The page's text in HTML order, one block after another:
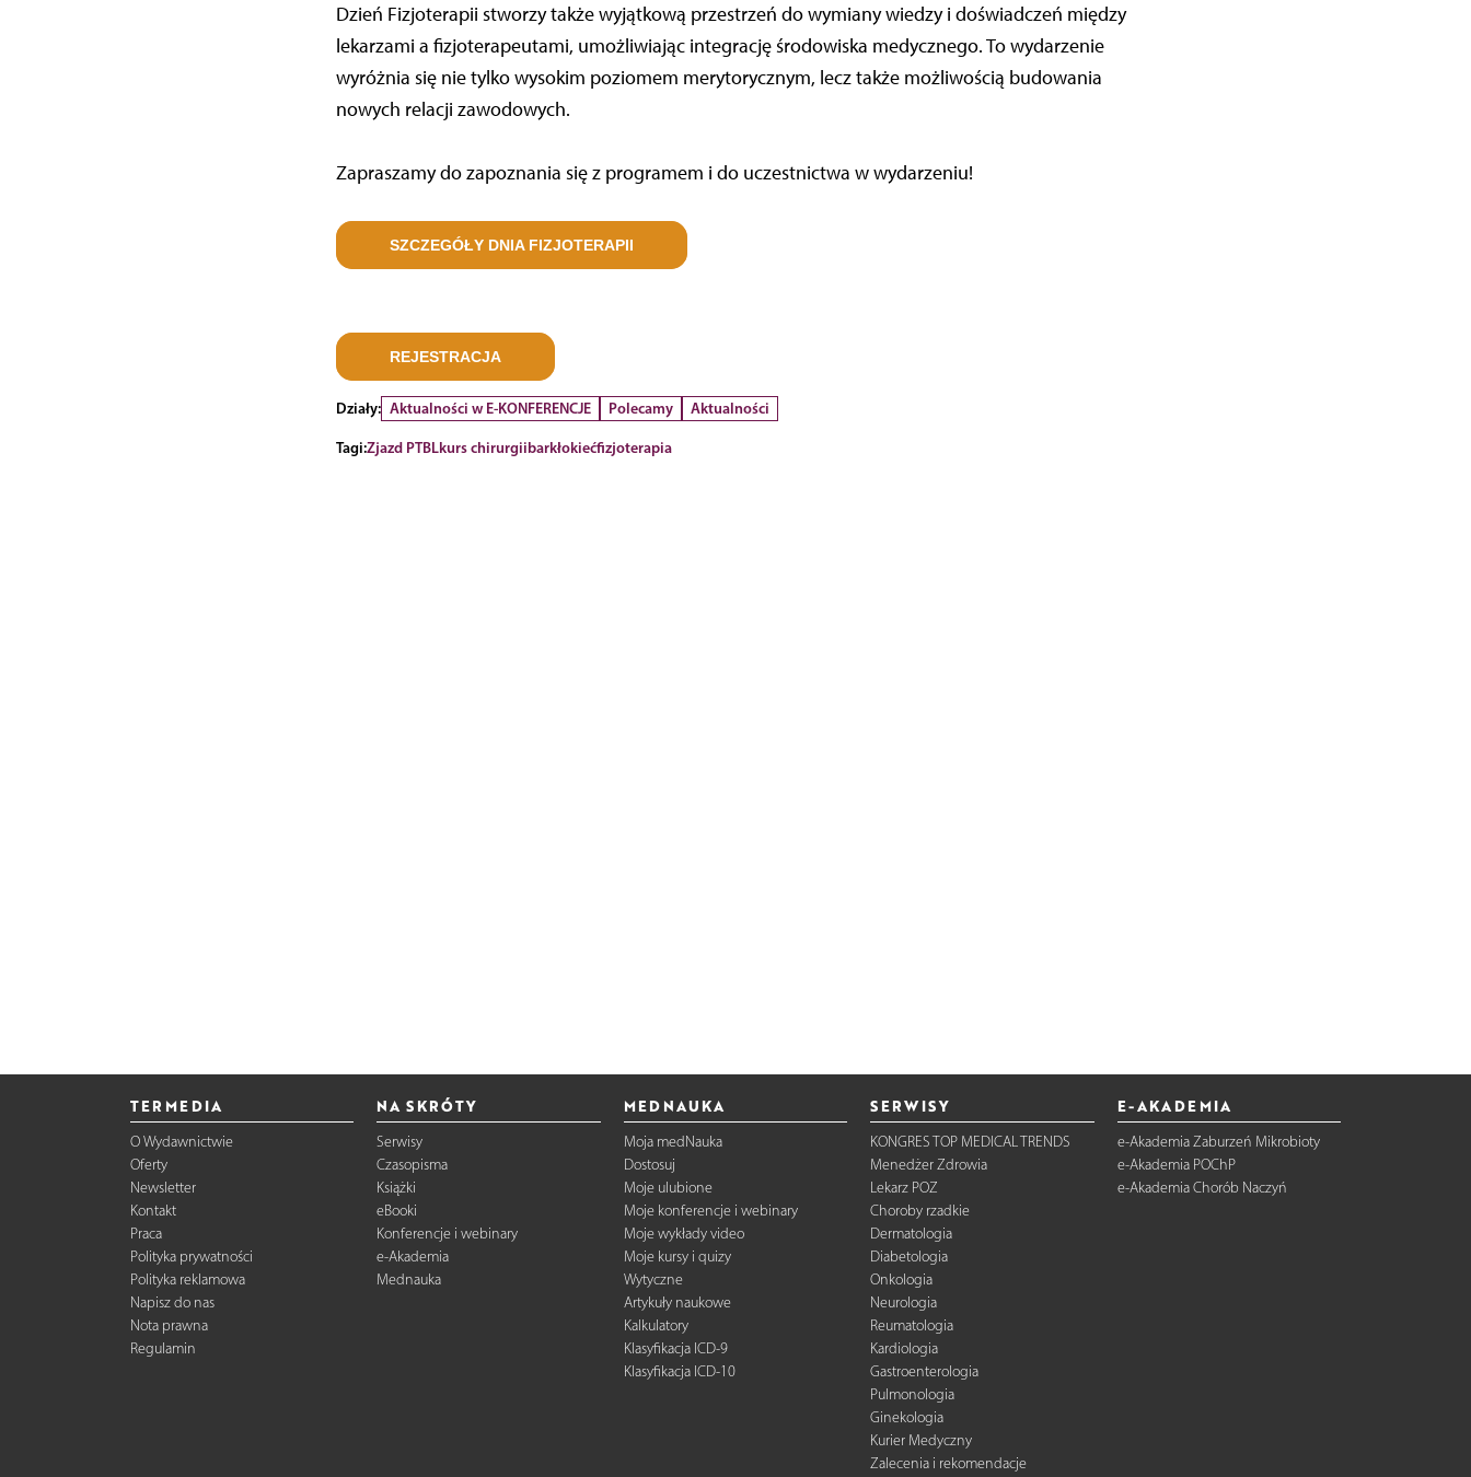
Dzień Fizjoterapii stworzy także wyjątkową przestrzeń do wymiany wiedzy i doświadczeń między
lekarzami a fizjoterapeutami, umożliwiając integrację środowiska medycznego. To wydarzenie
wyróżnia się nie tylko wysokim poziomem merytorycznym, lecz także możliwością budowania
nowych relacji zawodowych.
Zapraszamy do zapoznania się z programem i do uczestnictwa w wydarzeniu!
SZCZEGÓŁY DNIA FIZJOTERAPII
REJESTRACJA
Działy: Aktualności w E-KONFERENCJE Polecamy
Aktualności
Tagi:Zjazd PTBLkurs chirurgiibarkłokiećfizjoterapia
TERMEDIA
O Wydawnictwie
Oferty
Newsletter
Kontakt
Praca
Polityka prywatności
Polityka reklamowa
Napisz do nas
Nota prawna
Regulamin
NA SKRÓTY
Serwisy
Czasopisma
Książki
eBooki
Konferencje i webinary
e-Akademia
Mednauka
MEDNAUKA
Moja medNauka
Dostosuj
Moje ulubione
Moje konferencje i webinary
Moje wykłady video
Moje kursy i quizy
Wytyczne
Artykuły naukowe
Kalkulatory
Klasyfikacja ICD-9
Klasyfikacja ICD-10
SERWISY
KONGRES TOP MEDICAL TRENDS
Menedżer Zdrowia
Lekarz POZ
Choroby rzadkie
Dermatologia
Diabetologia
Onkologia
Neurologia
Reumatologia
Kardiologia
Gastroenterologia
Pulmonologia
Ginekologia
Kurier Medyczny
Zalecenia i rekomendacje
E-AKADEMIA
e-Akademia Zaburzeń Mikrobioty
e-Akademia POChP
e-Akademia Chorób Naczyń